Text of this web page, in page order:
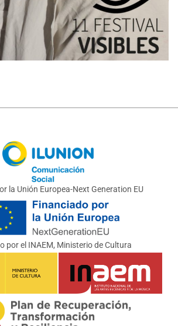
Ilunion
la Unión Europea-Next Generation EU
Next Generation
INAEM, Ministerio de Cultura
por el INAEM, Ministerio de Cultura
Transformación y Resiliencia